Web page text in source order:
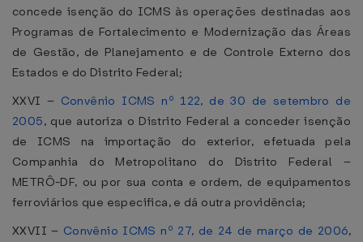
concede isenção do ICMS às operações destinadas aos
Programas de Fortalecimento e Modernização das Áreas
de Gestão, de Planejamento e de Controle Externo dos
Estados e do Distrito Federal;
XXVI – Convênio ICMS nº 122, de 30 de setembro de
2005, que autoriza o Distrito Federal a conceder isenção
de ICMS na importação do exterior, efetuada pela
Companhia do Metropolitano do Distrito Federal –
METRÔ-DF, ou por sua conta e ordem, de equipamentos
ferroviários que especifica, e dá outra providência;
XXVII – Convênio ICMS nº 27, de 24 de março de 2006,